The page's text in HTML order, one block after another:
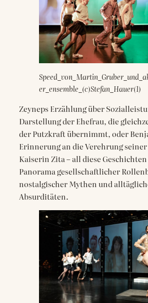
er_ensemble_(c)Stefan_Hauer(1)
Zeyneps Erzählung über
Darstellung der Ehefrau, die
der Putzkraft übernimmt, oder
Erinnerung an die Verehrung
Kaiserin Zita – all diese
Panorama gesellschaftlicher
nostalgischer Mythen und
Absurditäten.